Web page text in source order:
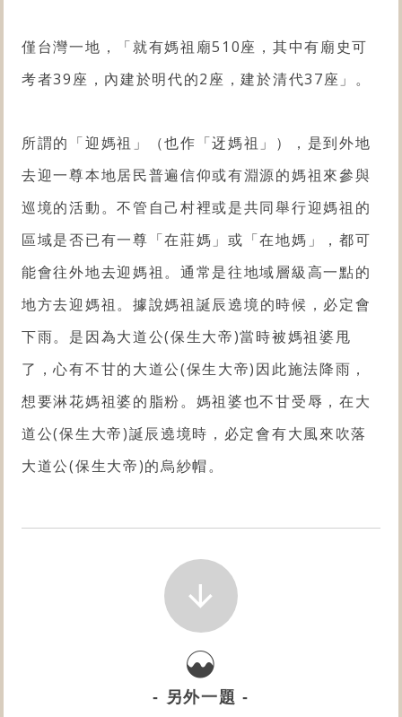
僅台灣一地，「就有媽祖廟510座，其中有廟史可
考者39座，內建於明代的2座，建於清代37座」。
所謂的「迎媽祖」（也作「迓媽祖」），是到外地
去迎一尊本地居民普遍信仰或有淵源的媽祖來參與
巡境的活動。不管自己村裡或是共同舉行迎媽祖的
區域是否已有一尊「在莊媽」或「在地媽」，都可
能會往外地去迎媽祖。通常是往地域層級高一點的
地方去迎媽祖。 據說媽祖誕辰遶境的時候，必定會
下雨。是因為大道公(保生大帝)當時被媽祖婆甩
了，心有不甘的大道公(保生大帝)因此施法降雨，
想要淋花媽祖婆的脂粉。媽祖婆也不甘受辱，在大
道公(保生大帝)誕辰遶境時，必定會有大風來吹落
大道公(保生大帝)的烏紗帽。
- 另外一題 -